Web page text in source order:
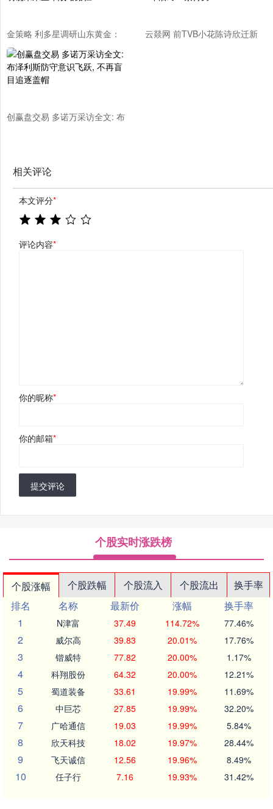
金策略 利多星调研山东黄金：
聚焦产量增长与成本管控，明确
未来五年战略路径
云燚网 前TVB小花陈诗欣迁新
创赢盘交易 多诺万采访全文: 布
相关评论
本文评分*
评论内容*
你的昵称*
你的邮箱*
提交评论
个股实时涨跌榜
个股涨幅 个股跌幅 个股流入 个股流出
换手率
排名
名称 最新价 涨幅
换手率
1
N津富 37.49 114.72% 77.46%
2 威尔高 39.83 20.01% 17.76%
3 锴威特 77.82 20.00% 1.17%
4 科翔股份 64.32 20.00% 12.21%
5 蜀道装备 33.61 19.99% 11.69%
6 中巨芯 27.85 19.99% 32.20%
7 广哈通信 19.03 19.99% 5.84%
8 欣天科技 18.02 19.97% 28.44%
9 飞天诚信 12.56 19.96% 8.49%
10 任子行 7.16 19.93% 31.42%